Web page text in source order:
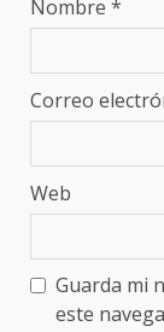
Nombre *
Correo
Web
Guarda mi
este